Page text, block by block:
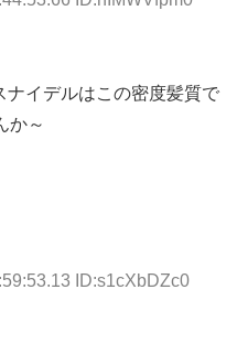
ナイデルはこの密度髪質で
か～
ID:s1cXbDZc0